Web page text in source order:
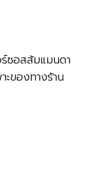
ซอสส้มแมนดา
ของทางร้าน